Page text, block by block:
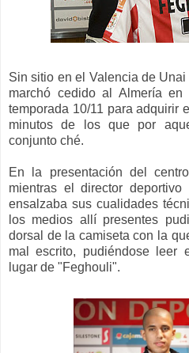
Sin sitio en el Valencia de
marchó cedido al Almería
temporada 10/11 para adquirir
minutos de los que por
conjunto ché.
En la presentación del
mientras el director deportivo
ensalzaba sus cualidades
los medios allí presentes
dorsal de la camiseta con la
mal escrito, pudiéndose leer
lugar de "Feghouli".